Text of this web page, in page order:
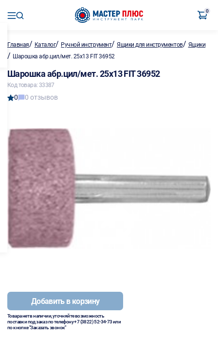
0
Главная/ Каталог/ Ручной инструмент/Ящики для инструментов/ Ящики
/ Шарошка абр.цил/мет. 25х13 FIT 36952
Шарошка абр.цил/мет. 25х13 FIT 36952
Код товара: 33387
0 0 отзывов
Добавить в корзину
Товара нет в наличии, уточняйте возможность
поставки под заказ по телефону+7 (3822) 52-34-73или
по кнопке "Заказать звонок"